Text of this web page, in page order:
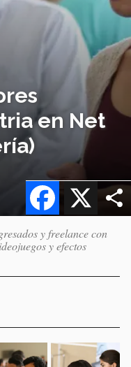
en Net
X
Facebook
y freelance con
y efectos